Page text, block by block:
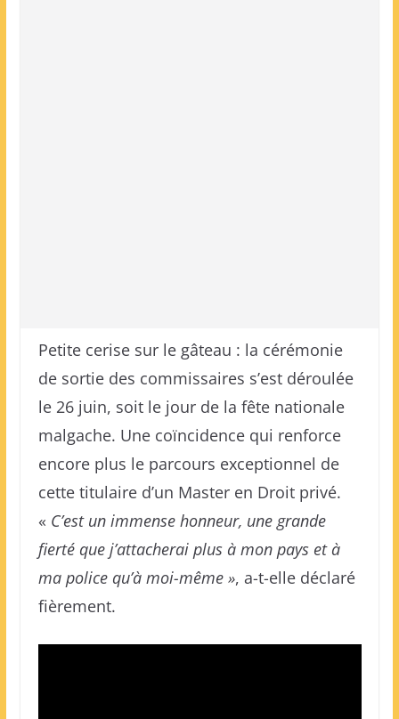
Petite cerise sur le gâteau : la cérémonie
de sortie des commissaires s’est déroulée
le 26 juin, soit le jour de la fête nationale
malgache. Une coïncidence qui renforce
encore plus le parcours exceptionnel de
cette titulaire d’un Master en Droit privé.
« C’est un immense honneur, une grande
fierté que j’attacherai plus à mon pays et à
ma police qu’à moi-même », a-t-elle déclaré
fièrement.